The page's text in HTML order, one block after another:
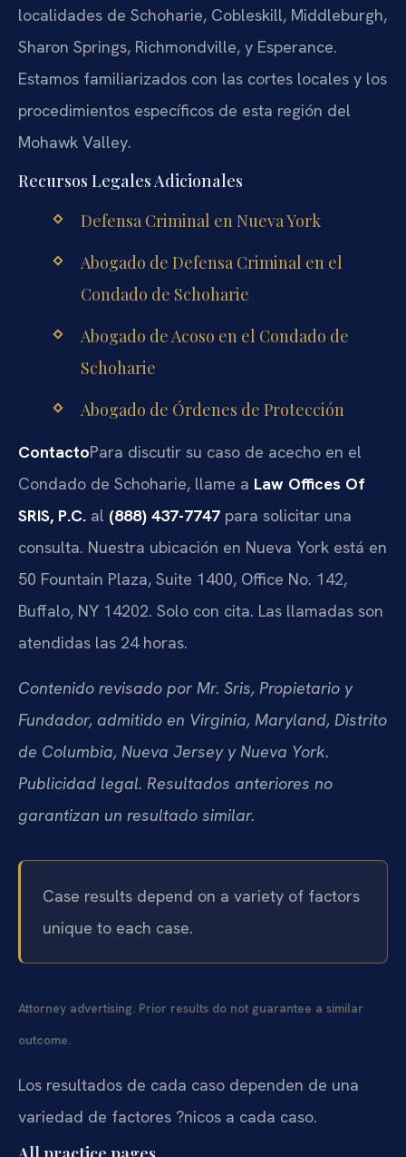
localidades de Schoharie, Cobleskill, Middleburgh,
Sharon Springs, Richmondville, y Esperance.
Estamos familiarizados con las cortes locales y los
procedimientos específicos de esta región del
Mohawk Valley.
Recursos Legales Adicionales
Defensa Criminal en Nueva York
Abogado de Defensa Criminal en el
Condado de Schoharie
Abogado de Acoso en el Condado de
Schoharie
Abogado de Órdenes de Protección
ContactoPara discutir su caso de acecho en el
Condado de Schoharie, llame a Law Offices Of
SRIS, P.C. al (888) 437-7747 para solicitar una
consulta. Nuestra ubicación en Nueva York está en
50 Fountain Plaza, Suite 1400, Office No. 142,
Buffalo, NY 14202. Solo con cita. Las llamadas son
atendidas las 24 horas.
Contenido revisado por Mr. Sris, Propietario y
Fundador, admitido en Virginia, Maryland, Distrito
de Columbia, Nueva Jersey y Nueva York.
Publicidad legal. Resultados anteriores no
garantizan un resultado similar.
Case results depend on a variety of factors
unique to each case.
Attorney advertising. Prior results do not guarantee a similar
outcome.
Los resultados de cada caso dependen de una
variedad de factores ?nicos a cada caso.